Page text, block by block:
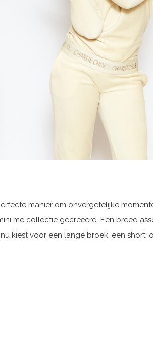
manier om onvergetelijke
me collectie gecreëerd. Een breed
kiest voor een lange broek, een